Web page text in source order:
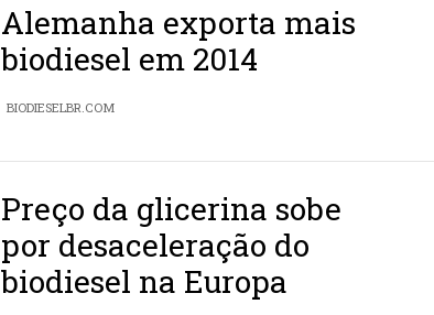
Alemanha exporta mais
biodiesel em 2014
BIODIESELBR.COM
Preço da glicerina sobe
por desaceleração do
biodiesel na Europa